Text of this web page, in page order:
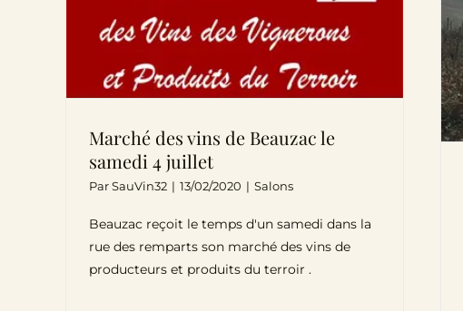
Marché des vins de Beauzac le
samedi 4 juillet
ParSauVin32 | 13/02/2020 | Salons
Beauzac reçoit le temps d'un samedi dans la
rue des remparts son marché des vins de
producteurs et produits du terroir .